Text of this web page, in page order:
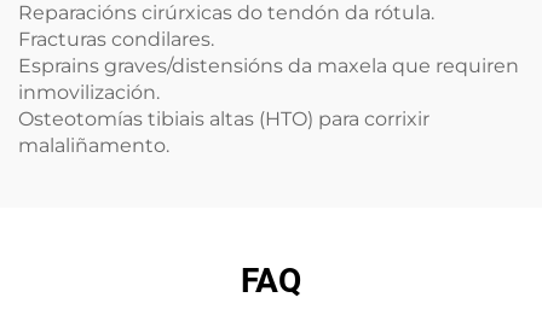
Reparacións cirúrxicas do tendón da rótula.
Fracturas condilares.
Esprains graves/distensións da maxela que requiren
inmovilización.
Osteotomías tibiais altas (HTO) para corrixir
malaliñamento.
FAQ